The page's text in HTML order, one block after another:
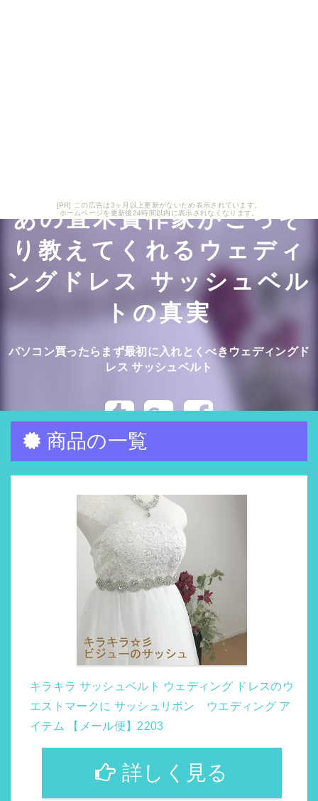
[PR] この広告は3ヶ月以上更新がないため表示されています。
ホームページを更新後24時間以内に表示されなくなります。
あの直木賞作家がこっそ
り教えてくれるウェディ
ングドレス サッシュベル
トの真実
パソコン買ったらまず最初に入れとくべきウェディングド
レス サッシュベルト
商品の一覧
キラキラ サッシュベルト ウェディング ドレスのウ
エストマークに サッシュリボン ウエディング ア
イテム 【メール便】2203
詳しく見る